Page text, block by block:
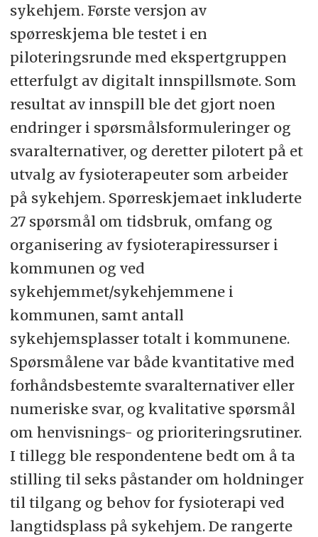
sykehjem. Første versjon av
spørreskjema ble testet i en
piloteringsrunde med ekspertgruppen
etterfulgt av digitalt innspillsmøte. Som
resultat av innspill ble det gjort noen
endringer i spørsmålsformuleringer og
svaralternativer, og deretter pilotert på et
utvalg av fysioterapeuter som arbeider
på sykehjem. Spørreskjemaet inkluderte
27 spørsmål om tidsbruk, omfang og
organisering av fysioterapiressurser i
kommunen og ved
sykehjemmet/sykehjemmene i
kommunen, samt antall
sykehjemsplasser totalt i kommunene.
Spørsmålene var både kvantitative med
forhåndsbestemte svaralternativer eller
numeriske svar, og kvalitative spørsmål
om henvisnings- og prioriteringsrutiner.
I tillegg ble respondentene bedt om å ta
stilling til seks påstander om holdninger
til tilgang og behov for fysioterapi ved
langtidsplass på sykehjem. De rangerte